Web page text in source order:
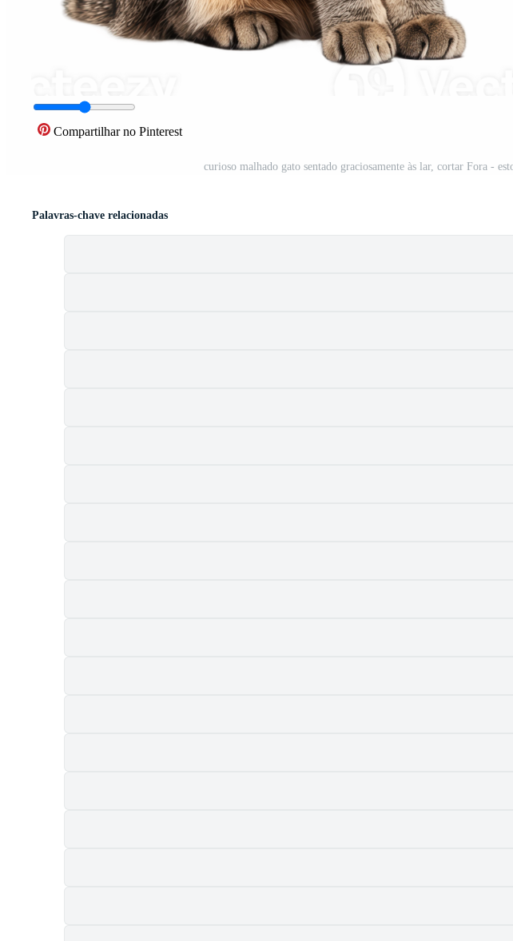
Compartilhar no Pinterest
curioso malhado gato sentado graciosamente às lar, cortar Fora -
Palavras-chave relacionadas